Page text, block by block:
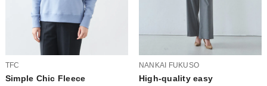
TFC
Simple Chic Fleece
NANKAI FUKUSO
High-quality easy